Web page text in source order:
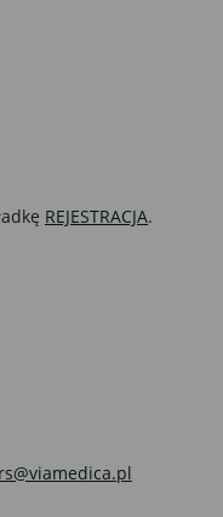
REJESTRACJA.